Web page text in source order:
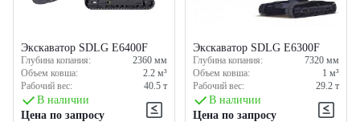
Экскаватор SDLG E6400F
Глубина копания: 2360 мм
Объем ковша:
2.2 м³
Рабочий вес:
40.5 т
В наличии
Цена по запросу
Экскаватор SDLG E6300F
Глубина копания: 7320 мм
Объем ковша:
1 м³
Рабочий вес:
29.2 т
В наличии
Цена по запросу